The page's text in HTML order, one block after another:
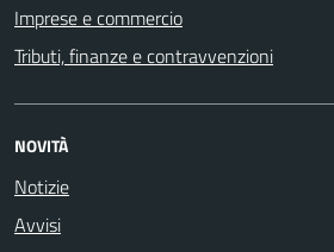
Imprese e commercio
Tributi, finanze e contravvenzioni
NOVITÀ
Notizie
Avvisi